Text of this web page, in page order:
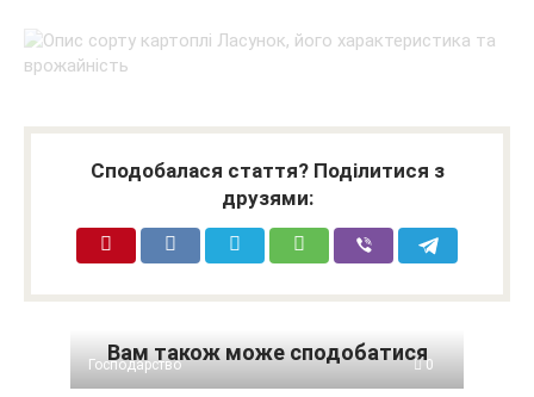
Сподобалася стаття? Поділитися з
друзями:
Вам також може сподобатися
Господарство 0